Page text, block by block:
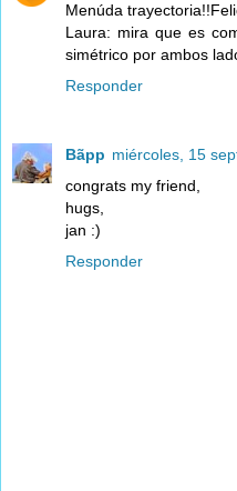
Menúda
Laura: mira que es
simétrico por ambos
Responder
Bãpp miércoles, 15
congrats my friend,
hugs,
jan :)
Responder